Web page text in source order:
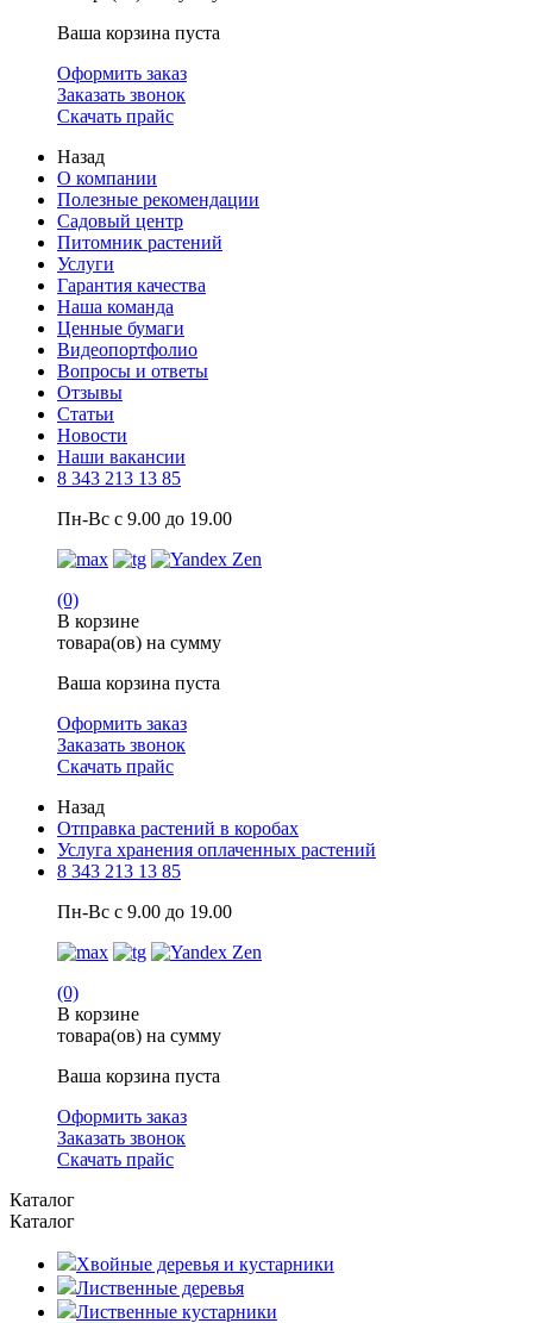
Ваша корзина пуста
Оформить заказ
Заказать звонок
Скачать прайс
Назад
О компании
Полезные рекомендации
Садовый центр
Питомник растений
Услуги
Гарантия качества
Наша команда
Ценные бумаги
Видеопортфолио
Вопросы и ответы
Отзывы
Статьи
Новости
Наши вакансии
8 343 213 13 85
Пн-Вс с 9.00 до 19.00
(0)
В корзине
товара(ов) на сумму
Ваша корзина пуста
Оформить заказ
Заказать звонок
Скачать прайс
Назад
Отправка растений в коробах
Услуга хранения оплаченных растений
8 343 213 13 85
Пн-Вс с 9.00 до 19.00
(0)
В корзине
товара(ов) на сумму
Ваша корзина пуста
Оформить заказ
Заказать звонок
Скачать прайс
Каталог
Каталог
Хвойные деревья и кустарники
Лиственные деревья
Лиственные кустарники